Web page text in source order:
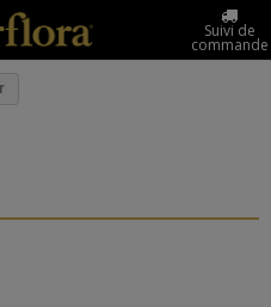
Suivi de
commande